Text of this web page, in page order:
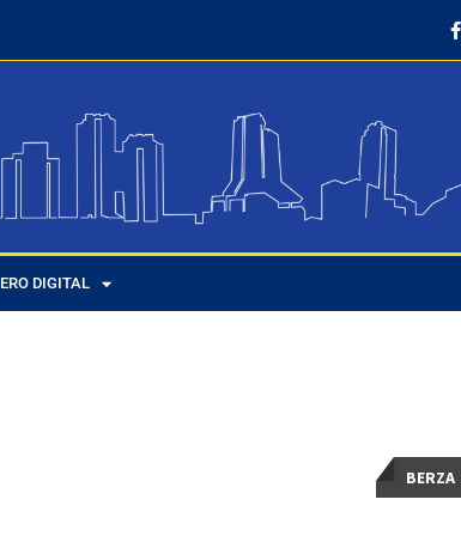
ERO DIGITAL
BERZA